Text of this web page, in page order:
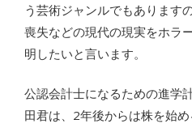
う芸術ジャンルでもあります
喪失などの現代の現実をホラ
明したいと言います。
公認会計士になるための進学
田君は、2年後からは株を始